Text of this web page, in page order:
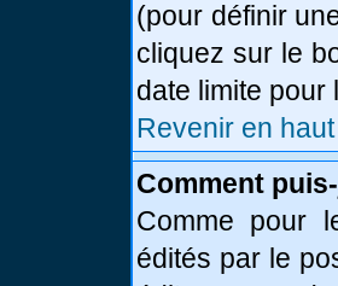
(pour définir
cliquez sur le
date limite pour
Revenir en haut
Comment
Comme pour
édités par le